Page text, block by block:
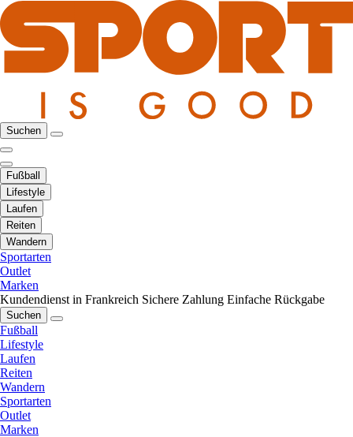
Suchen
Fußball
Lifestyle
Laufen
Reiten
Wandern
Sportarten
Outlet
Marken
Kundendienst in Frankreich Sichere Zahlung Einfache Rückgabe
Suchen
Fußball
Lifestyle
Laufen
Reiten
Wandern
Sportarten
Outlet
Marken